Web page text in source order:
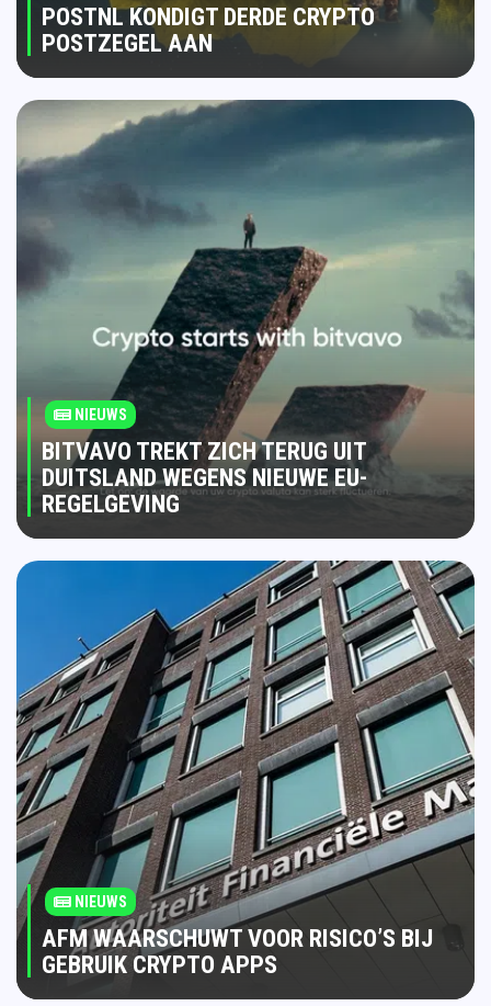
POSTNL KONDIGT DERDE CRYPTO
POSTZEGEL AAN
NIEUWS
BITVAVO TREKT ZICH TERUG UIT
DUITSLAND WEGENS NIEUWE EU-
REGELGEVING
NIEUWS
AFM WAARSCHUWT VOOR RISICO’S BIJ
GEBRUIK CRYPTO APPS